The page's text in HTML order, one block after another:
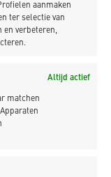
aanmaken
ter selectie van
en verbeteren,
Altijd actief
matchen
mijn